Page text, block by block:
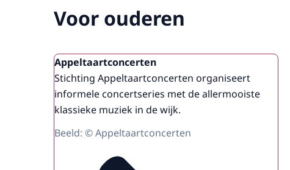
Voor ouderen
Appeltaartconcerten
Stichting Appeltaartconcerten organiseert
informele concertseries met de allermooiste
klassieke muziek in de wijk.
Beeld: © Appeltaartconcerten